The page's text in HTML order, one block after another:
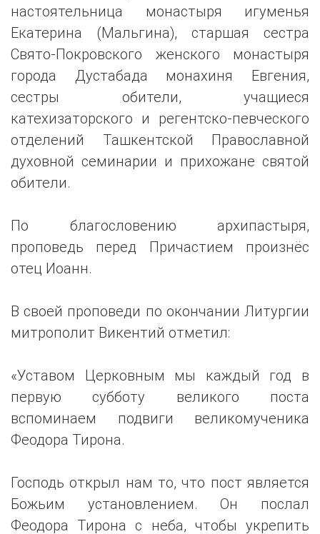
настоятельница монастыря игуменья
Екатерина (Мальгина), старшая сестра
Свято-Покровского женского монастыря
города Дустабада монахиня Евгения,
сестры обители, учащиеся
катехизаторского и регентско-певческого
отделений Ташкентской Православной
духовной семинарии и прихожане святой
обители.
По благословению архипастыря,
проповедь перед Причастием произнёс
отец Иоанн.
В своей проповеди по окончании Литургии
митрополит Викентий отметил:
«Уставом Церковным мы каждый год в
первую субботу великого поста
вспоминаем подвиги великомученика
Феодора Тирона.
Господь открыл нам то, что пост является
Божьим установлением. Он послал
Феодора Тирона с неба, чтобы укрепить